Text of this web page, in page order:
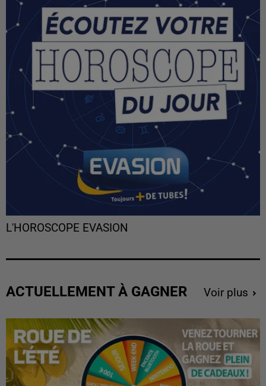
L'HOROSCOPE EVASION
ACTUELLEMENT À GAGNER Voir plus